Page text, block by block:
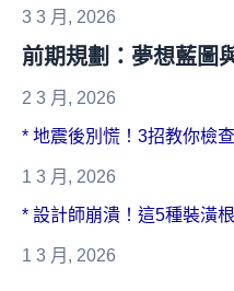
3 3 月, 2026
前期規劃：夢想藍圖
2 3 月, 2026
* 地震後別慌！3招教你檢
1 3 月, 2026
* 設計師崩潰！這5種裝潢
1 3 月, 2026